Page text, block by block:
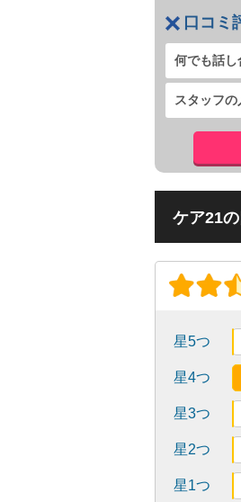
口コミ
何でも話し
スタッフ
ケア21
星5つ
星4つ
星3つ
星2つ
星1つ